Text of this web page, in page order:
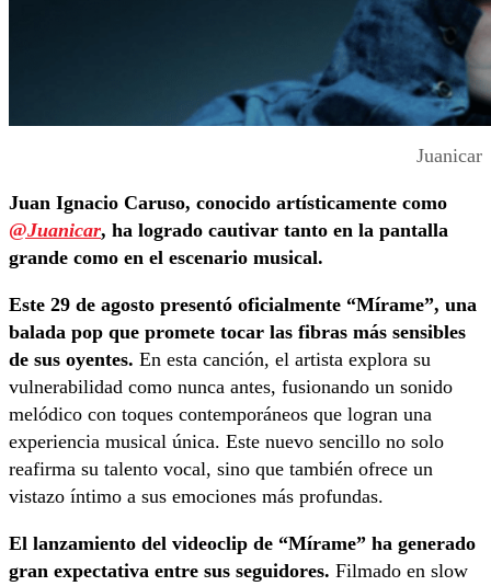
Juanicar
Juan Ignacio Caruso, conocido artísticamente como
@Juanicar, ha logrado cautivar tanto en la pantalla
grande como en el escenario musical.
Este 29 de agosto presentó oficialmente “Mírame”, una
balada pop que promete tocar las fibras más sensibles
de sus oyentes. En esta canción, el artista explora su
vulnerabilidad como nunca antes, fusionando un sonido
melódico con toques contemporáneos que logran una
experiencia musical única. Este nuevo sencillo no solo
reafirma su talento vocal, sino que también ofrece un
vistazo íntimo a sus emociones más profundas.
El lanzamiento del videoclip de “Mírame” ha generado
gran expectativa entre sus seguidores. Filmado en slow